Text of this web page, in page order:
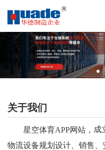
关于我们
星空体育APP网站， 成
物流设备规划设计、销售